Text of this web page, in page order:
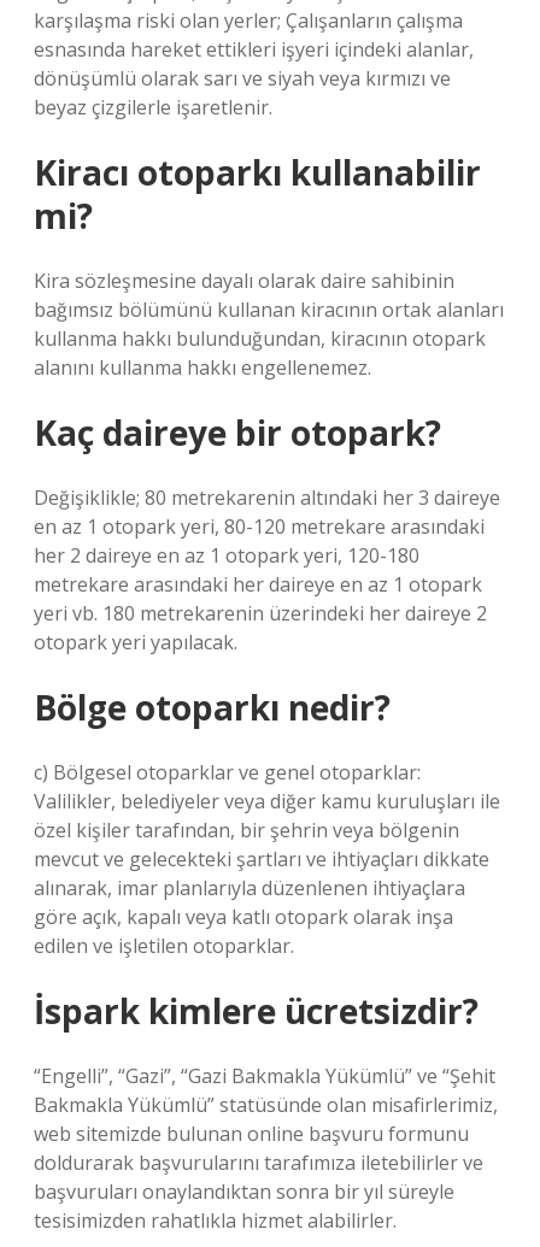
karşılaşma riski olan yerler; Çalışanların çalışma
esnasında hareket ettikleri işyeri içindeki alanlar,
dönüşümlü olarak sarı ve siyah veya kırmızı ve
beyaz çizgilerle işaretlenir.
Kiracı otoparkı kullanabilir
mi?
Kira sözleşmesine dayalı olarak daire sahibinin
bağımsız bölümünü kullanan kiracının ortak alanları
kullanma hakkı bulunduğundan, kiracının otopark
alanını kullanma hakkı engellenemez.
Kaç daireye bir otopark?
Değişiklikle; 80 metrekarenin altındaki her 3 daireye
en az 1 otopark yeri, 80-120 metrekare arasındaki
her 2 daireye en az 1 otopark yeri, 120-180
metrekare arasındaki her daireye en az 1 otopark
yeri vb. 180 metrekarenin üzerindeki her daireye 2
otopark yeri yapılacak.
Bölge otoparkı nedir?
c) Bölgesel otoparklar ve genel otoparklar:
Valilikler, belediyeler veya diğer kamu kuruluşları ile
özel kişiler tarafından, bir şehrin veya bölgenin
mevcut ve gelecekteki şartları ve ihtiyaçları dikkate
alınarak, imar planlarıyla düzenlenen ihtiyaçlara
göre açık, kapalı veya katlı otopark olarak inşa
edilen ve işletilen otoparklar.
İspark kimlere ücretsizdir?
“Engelli”, “Gazi”, “Gazi Bakmakla Yükümlü” ve “Şehit
Bakmakla Yükümlü” statüsünde olan misafirlerimiz,
web sitemizde bulunan online başvuru formunu
doldurarak başvurularını tarafımıza iletebilirler ve
başvuruları onaylandıktan sonra bir yıl süreyle
tesisimizden rahatlıkla hizmet alabilirler.